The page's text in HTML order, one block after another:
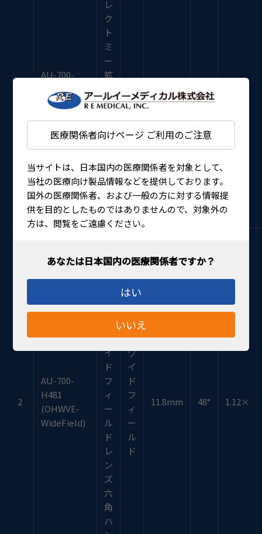
医療関係者向けページ ご利用のご注意
当サイトは、日本国内の医療関係者を対象として、
当社の医療向け製品情報などを提供しております。
国外の医療関係者、および一般の方に対する情報提
供を目的としたものではありませんので、対象外の
方は、閲覧をご遠慮ください。
はい
いいえ
AU-700-
(OHMVE-
レ
ク
ト
ミ
ー
拡
レ
ズ
ハ
ン
ド
ル
大
11.8mm 30°
2
AU-700-
H481
(OHWVE-
WideField)
ト
レ
ク
ミ
ワ
イ
ド
フ
ィ
ー
ル
ド
レ
ン
ズ
六
角
ハ
ワ
イ
ド
フ
ィ
ー
ル
ド
11.8mm 48° 1.12×